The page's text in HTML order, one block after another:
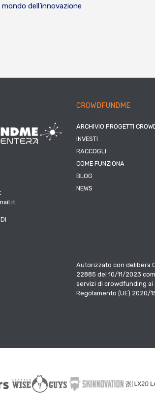
dell’innovazione
CROWDFUNDME
ARCHIVIO PROGETTI
INVESTI
RACCOGLI
COME FUNZIONA
BLOG
NEWS
Autorizzato con delibera
22885 del 10/11/2023
servizi di crowdfunding ai
Regolamento (UE) 2020/